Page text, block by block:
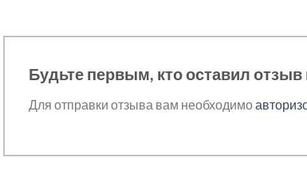
Будьте первым, кто оставил отзыв
Для отправки отзыва вам необходимо